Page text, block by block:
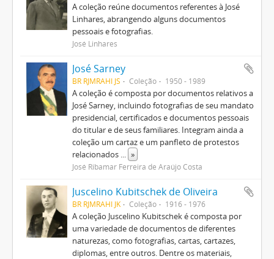
A coleção reúne documentos referentes à José
Linhares, abrangendo alguns documentos
pessoais e fotografias.
José Linhares
José Sarney
BR RJMRAHI JS Coleção 1950 - 1989
A coleção é composta por documentos relativos a
José Sarney, incluindo fotografias de seu mandato
presidencial, certificados e documentos pessoais
do titular e de seus familiares. Integram ainda a
coleção um cartaz e um panfleto de protestos
relacionados ... »
José Ribamar Ferreira de Araújo Costa
Juscelino Kubitschek de Oliveira
BR RJMRAHI JK Coleção 1916 - 1976
A coleção Juscelino Kubitschek é composta por
uma variedade de documentos de diferentes
naturezas, como fotografias, cartas, cartazes,
diplomas, entre outros. Dentre os materiais,